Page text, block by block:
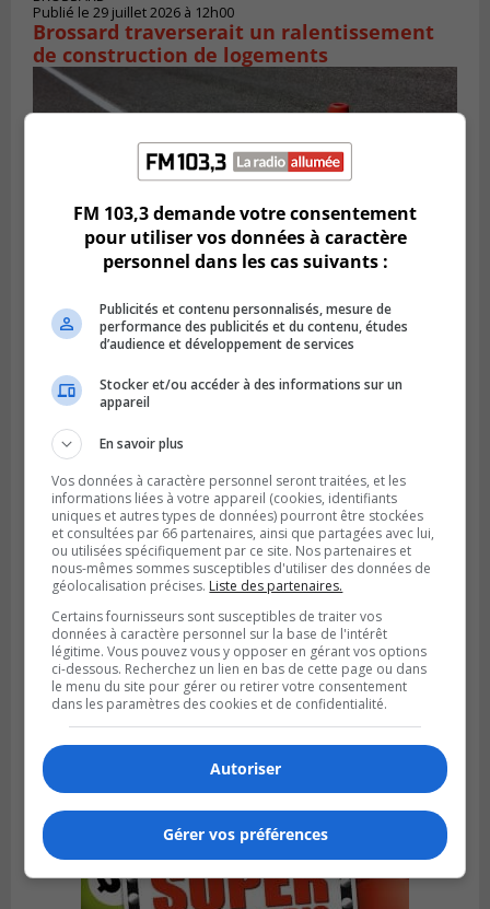
Publié le 29 juillet 2026 à 12h00
Brossard traverserait un ralentissement
de construction de logements
Publié le 29 juillet 2026 à 10h47
entraînent des entraves sur la Rive-Sud
VIEUX-LONGUEUIL
Publié le 28 juillet 2026 à 07h44
La Tablée des chefs obtient un appui
financier pour poursuivre sa mission
FM 103,3 demande votre consentement
pour utiliser vos données à caractère
personnel dans les cas suivants :
Publicités et contenu personnalisés, mesure de
performance des publicités et du contenu, études
d’audience et développement de services
Stocker et/ou accéder à des informations sur un
appareil
En savoir plus
Vos données à caractère personnel seront traitées, et les
informations liées à votre appareil (cookies, identifiants
uniques et autres types de données) pourront être stockées
et consultées par 66 partenaires, ainsi que partagées avec lui,
ou utilisées spécifiquement par ce site. Nos partenaires et
nous-mêmes sommes susceptibles d'utiliser des données de
géolocalisation précises. Liste des partenaires.
Certains fournisseurs sont susceptibles de traiter vos
données à caractère personnel sur la base de l'intérêt
légitime. Vous pouvez vous y opposer en gérant vos options
ci-dessous. Recherchez un lien en bas de cette page ou dans
le menu du site pour gérer ou retirer votre consentement
dans les paramètres des cookies et de confidentialité.
Autoriser
Gérer vos préférences